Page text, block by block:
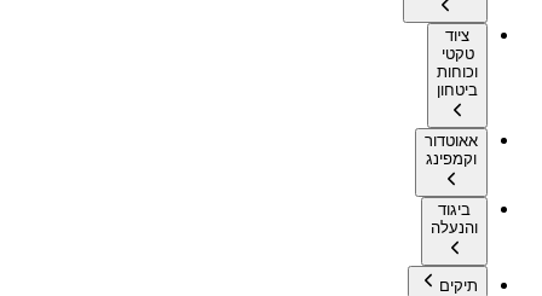
ציוד
טקטי
וכוחות
ביטחון
אאוטדור
וקמפינג
ביגוד
והנעלה
תיקים